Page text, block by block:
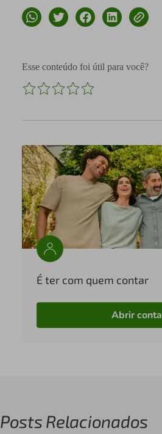
Esse conteúdo foi útil para você?
É ter com quem contar
Abrir conta
Posts Relacionados